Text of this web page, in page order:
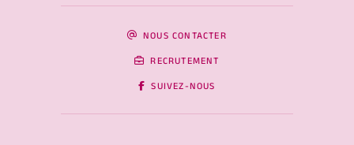
NOUS CONTACTER
RECRUTEMENT
SUIVEZ-NOUS